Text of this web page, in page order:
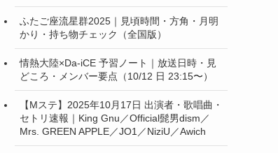
ふたご座流星群2025｜見頃時間・方角・月明
かり・持ち物チェック（全国版）
情熱大陸×Da-iCE 予習ノート｜放送日時・見
どころ・メンバー要点（10/12 日 23:15〜）
【Mステ】2025年10月17日 出演者・歌唱曲・
セトリ速報｜King Gnu／Official髭男dism／
Mrs. GREEN APPLE／JO1／NiziU／Awich